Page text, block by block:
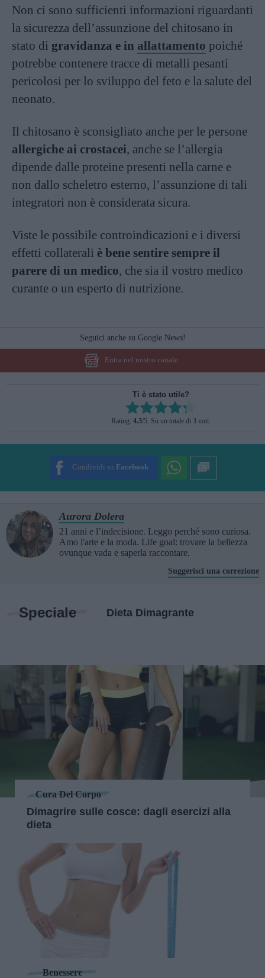
Non ci sono sufficienti informazioni riguardanti
la sicurezza dell’assunzione del chitosano in
stato di gravidanza e in allattamento poiché
potrebbe contenere tracce di metalli pesanti
pericolosi per lo sviluppo del feto e la salute del
neonato.
Il chitosano è sconsigliato anche per le persone
allergiche ai crostacei, anche se l’allergia
dipende dalle proteine presenti nella carne e
non dallo scheletro esterno, l’assunzione di tali
integratori non è considerata sicura.
Viste le possibile controindicazioni e i diversi
effetti collaterali è bene sentire sempre il
parere di un medico, che sia il vostro medico
curante o un esperto di nutrizione.
Seguici anche su Google News!
Entra nel nostro canale
Ti è stato utile?
Rate this item:
SUBMIT RATING
Rating: 4.3/5. Su un totale di 3 voti.
Condividi su Facebook
Aurora Dolera
21 anni e l’indecisione. Leggo perché sono curiosa.
Amo l'arte e la moda. Life goal: trovare la bellezza
ovunque vada e saperla raccontare.
Suggerisci una correzione
Speciale Dieta Dimagrante
Cura Del Corpo
Dimagrire sulle cosce: dagli esercizi alla
dieta
Benessere